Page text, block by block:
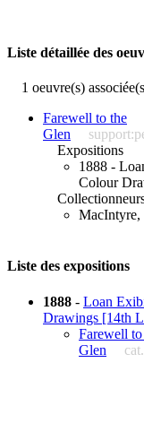
Liste détaillée des
1 oeuvre(s)
Farewell to the
Glen
Expositions
1888 -
Colour
MacIntyre,
Liste des expositions
1888 - Loan
Drawings [14th
Farewell
Glen